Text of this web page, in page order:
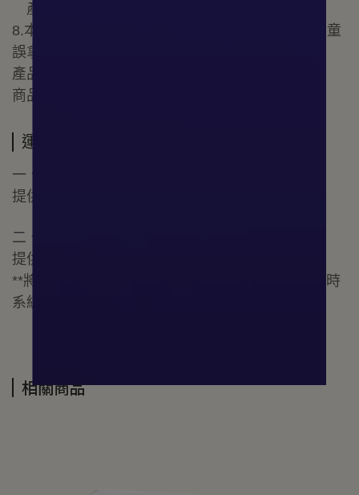
產品如出現破損、變形，請勿再使用。
8.本產品之外包裝袋請於拆卸後妥善丟棄，避免兒童
誤拿或吞食。
產品尺寸：55×44x14mm
商品重量：68g
運送方式
一、臺灣本島：
提供宅配、超商取貨服務，快速安全放心。
二、國際配送：
提供多個國家配送，購物權益不受距離影響。
**將會依照不同地區與商品總重量另寄運費，結帳時
系統會自動換算運費金額。
相關商品